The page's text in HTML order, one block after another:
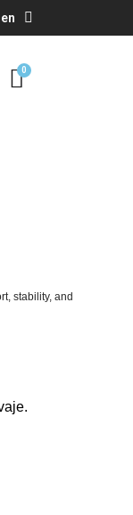
en
stability, and